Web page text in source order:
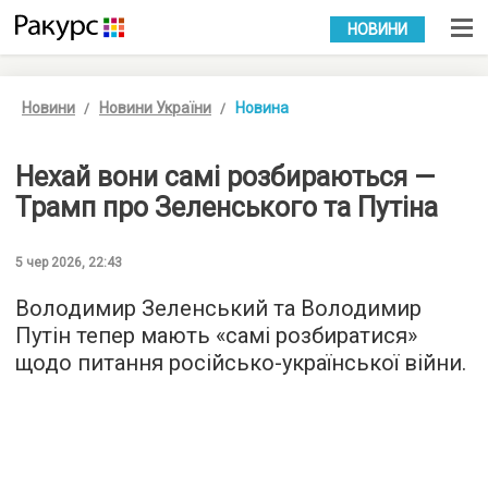
УКР РУС
НОВИНИ
Новини Новини України Новина
Нехай вони самі розбираються —
Трамп про Зеленського та Путіна
5 чер 2026, 22:43
Володимир Зеленський та Володимир
Путін тепер мають «самі розбиратися»
щодо питання російсько-української війни.